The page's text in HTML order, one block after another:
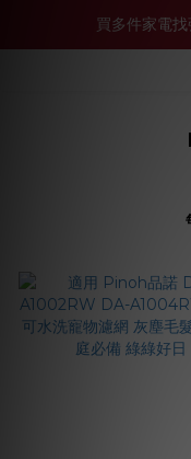
買多件家電
買多件家電
官網現金轉帳